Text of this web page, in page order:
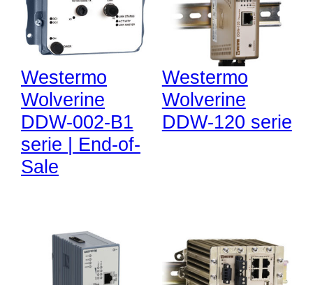
Westermo
Wolverine
DDW-002-B1
serie | End-of-
Sale
Westermo
Wolverine
DDW-120 serie